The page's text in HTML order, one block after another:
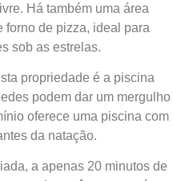
Há também uma área
forno de pizza, ideal para
sob as estrelas.
propriedade é a piscina
podem dar um mergulho
oferece uma piscina com
da natação.
a apenas 20 minutos de